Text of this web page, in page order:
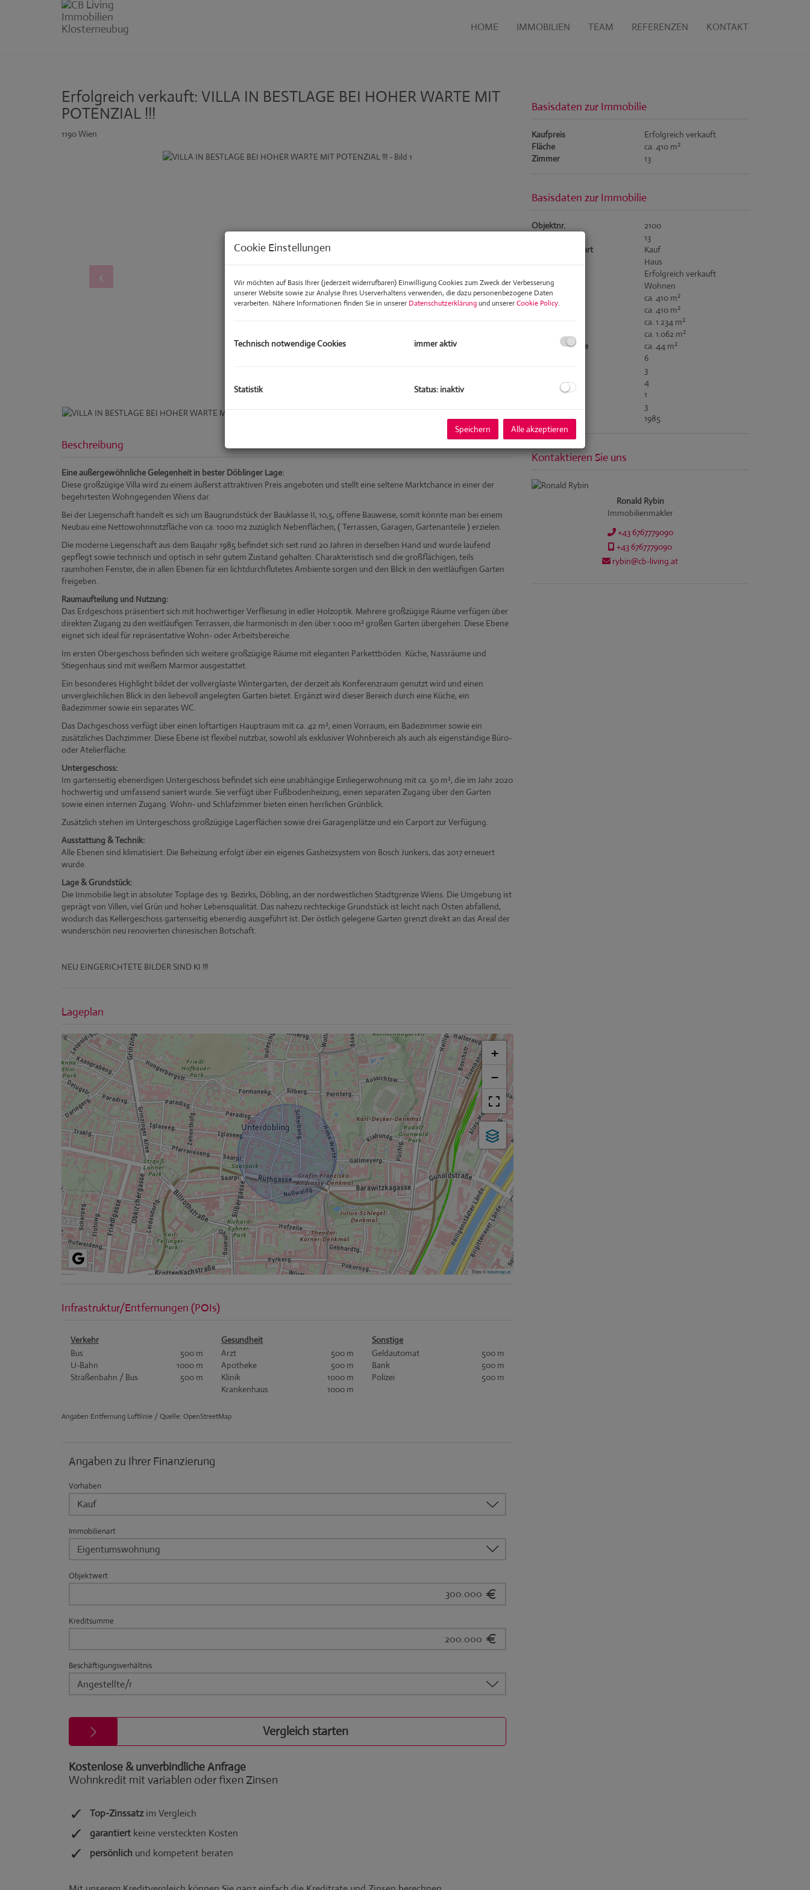
HOME IMMOBILIEN TEAM REFERENZEN KONTAKT
Erfolgreich verkauft: VILLA IN BESTLAGE BEI HOHER WARTE MIT
POTENZIAL !!!
1190 Wien
Beschreibung
Eine außergewöhnliche Gelegenheit in bester Döblinger Lage:
Diese großzügige Villa wird zu einem äußerst attraktiven Preis angeboten und stellt eine seltene Marktchance in einer der
begehrtesten Wohngegenden Wiens dar.
Bei der Liegenschaft handelt es sich um Baugrundstück der Bauklasse II, 10,5, offene Bauweise, somit könnte man bei einem
Neubau eine Nettowohnnutzfläche von ca. 1000 m2 zuzüglich Nebenflächen, ( Terrassen, Garagen, Gartenanteile ) erzielen.
Die moderne Liegenschaft aus dem Baujahr 1985 befindet sich seit rund 20 Jahren in derselben Hand und wurde laufend
gepflegt sowie technisch und optisch in sehr gutem Zustand gehalten. Charakteristisch sind die großflächigen, teils
raumhohen Fenster, die in allen Ebenen für ein lichtdurchflutetes Ambiente sorgen und den Blick in den weitläufigen Garten
freigeben.
Raumaufteilung und Nutzung:
Das Erdgeschoss präsentiert sich mit hochwertiger Verfliesung in edler Holzoptik. Mehrere großzügige Räume verfügen über
direkten Zugang zu den weitläufigen Terrassen, die harmonisch in den über 1.000 m² großen Garten übergehen. Diese Ebene
eignet sich ideal für repräsentative Wohn- oder Arbeitsbereiche.
Im ersten Obergeschoss befinden sich weitere großzügige Räume mit eleganten Parkettböden. Küche, Nassräume und
Stiegenhaus sind mit weißem Marmor ausgestattet.
Ein besonderes Highlight bildet der vollverglaste Wintergarten, der derzeit als Konferenzraum genutzt wird und einen
unvergleichlichen Blick in den liebevoll angelegten Garten bietet. Ergänzt wird dieser Bereich durch eine Küche, ein
Badezimmer sowie ein separates WC.
Das Dachgeschoss verfügt über einen loftartigen Hauptraum mit ca. 42 m², einen Vorraum, ein Badezimmer sowie ein
zusätzliches Dachzimmer. Diese Ebene ist flexibel nutzbar, sowohl als exklusiver Wohnbereich als auch als eigenständige Büro-
oder Atelierfläche.
Untergeschoss:
Im gartenseitig ebenerdigen Untergeschoss befindet sich eine unabhängige Einliegerwohnung mit ca. 50 m², die im Jahr 2020
hochwertig und umfassend saniert wurde. Sie verfügt über Fußbodenheizung, einen separaten Zugang über den Garten
sowie einen internen Zugang. Wohn- und Schlafzimmer bieten einen herrlichen Grünblick.
Zusätzlich stehen im Untergeschoss großzügige Lagerflächen sowie drei Garagenplätze und ein Carport zur Verfügung.
Ausstattung & Technik:
Alle Ebenen sind klimatisiert. Die Beheizung erfolgt über ein eigenes Gasheizsystem von Bosch Junkers, das 2017 erneuert
wurde.
Lage & Grundstück:
Die Immobilie liegt in absoluter Toplage des 19. Bezirks, Döbling, an der nordwestlichen Stadtgrenze Wiens. Die Umgebung ist
geprägt von Villen, viel Grün und hoher Lebensqualität. Das nahezu rechteckige Grundstück ist leicht nach Osten abfallend,
wodurch das Kellergeschoss gartenseitig ebenerdig ausgeführt ist. Der östlich gelegene Garten grenzt direkt an das Areal der
wunderschön neu renovierten chinesischen Botschaft.
NEU EINGERICHTETE BILDER SIND KI !!!
Lageplan
+
−
Tiles ©basemap.at
Infrastruktur/Entfernungen (POIs)
Verkehr
Bus
500 m
U-Bahn
1000 m
Straßenbahn / Bus
500 m
Gesundheit
Arzt
500 m
Apotheke
500 m
Klinik
1000 m
Krankenhaus
1000 m
Sonstige
Geldautomat
500 m
Bank
500 m
Polizei
500 m
Angaben Entfernung Luftlinie / Quelle: OpenStreetMap
Basisdaten zur Immobilie
Kaufpreis
Erfolgreich verkauft
Fläche
ca. 410 m2
Zimmer 13
Basisdaten zur Immobilie
Objektnr.
2100
13
Vermarktungsart
Kauf
Haus
Erfolgreich verkauft
Nutzungsart
Wohnen
Fläche
ca. 410 m2
Nutzfläche ca. 410 m2
ca. 1.234 m2
Gartenfläche ca. 1.062 m2
Terrassenfläche ca. 44 m2
6
3
Stellplätze
4
1
3
Baujahr
1985
Kontaktieren Sie uns
Ronald Rybin
Immobilienmakler
+43 6767779090
+43 6767779090
rybin@cb-living.at
Cookie Einstellungen
Wir möchten auf Basis Ihrer (jederzeit widerrufbaren) Einwilligung Cookies zum Zweck der Verbesserung
unserer Website sowie zur Analyse Ihres Userverhaltens verwenden, die dazu personenbezogene Daten
verarbeiten. Nähere Informationen finden Sie in unserer Datenschutzerklärungund unsererCookie Policy.
Technisch notwendige Cookies immer aktiv
Statistik Status: inaktiv
Speichern Alle akzeptieren